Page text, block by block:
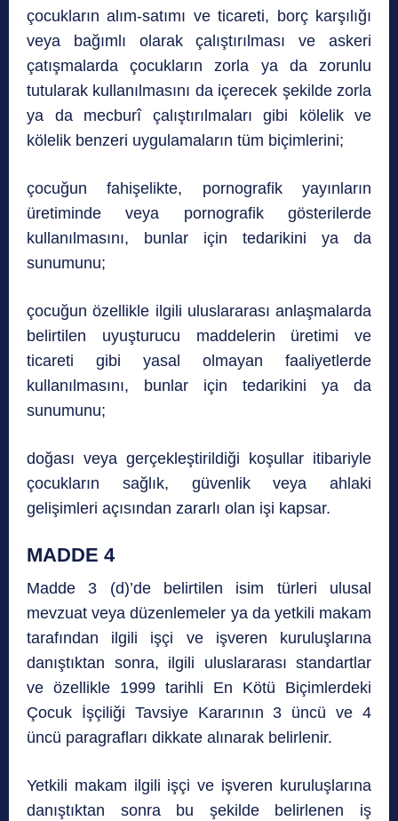
çocukların alım-satımı ve ticareti, borç karşılığı
veya bağımlı olarak çalıştırılması ve askeri
çatışmalarda çocukların zorla ya da zorunlu
tutularak kullanılmasını da içerecek şekilde zorla
ya da mecburî çalıştırılmaları gibi kölelik ve
kölelik benzeri uygulamaların tüm biçimlerini;
çocuğun fahişelikte, pornografik yayınların
üretiminde veya pornografik gösterilerde
kullanılmasını, bunlar için tedarikini ya da
sunumunu;
çocuğun özellikle ilgili uluslararası anlaşmalarda
belirtilen uyuşturucu maddelerin üretimi ve
ticareti gibi yasal olmayan faaliyetlerde
kullanılmasını, bunlar için tedarikini ya da
sunumunu;
doğası veya gerçekleştirildiği koşullar itibariyle
çocukların sağlık, güvenlik veya ahlaki
gelişimleri açısından zararlı olan işi kapsar.
MADDE 4
Madde 3 (d)’de belirtilen isim türleri ulusal
mevzuat veya düzenlemeler ya da yetkili makam
tarafından ilgili işçi ve işveren kuruluşlarına
danıştıktan sonra, ilgili uluslararası standartlar
ve özellikle 1999 tarihli En Kötü Biçimlerdeki
Çocuk İşçiliği Tavsiye Kararının 3 üncü ve 4
üncü paragrafları dikkate alınarak belirlenir.
Yetkili makam ilgili işçi ve işveren kuruluşlarına
danıştıktan sonra bu şekilde belirlenen iş